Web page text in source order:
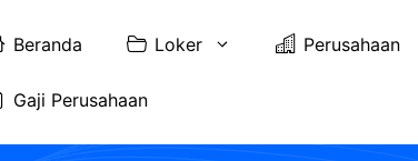
Beranda Loker Perusahaan
Gaji Perusahaan